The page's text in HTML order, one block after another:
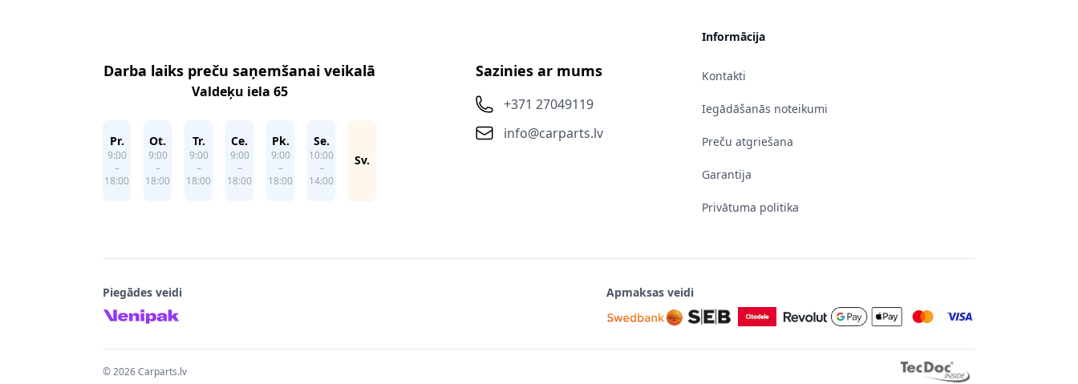
Darba laiks preču saņemšanai veikalā
Valdeķu iela 65
Pr.
9:00
–
18:00
Ot.
9:00
–
18:00
Tr.
9:00
–
18:00
Ce.
9:00
–
18:00
Pk.
9:00
–
18:00
Se.
10:00
–
14:00
Sv.
Sazinies ar mums
+371 27049119
info@carparts.lv
Informācija
Kontakti
Iegādāšanās noteikumi
Preču atgriešana
Garantija
Privātuma politika
Piegādes veidi Apmaksas veidi
©2026Carparts.lv